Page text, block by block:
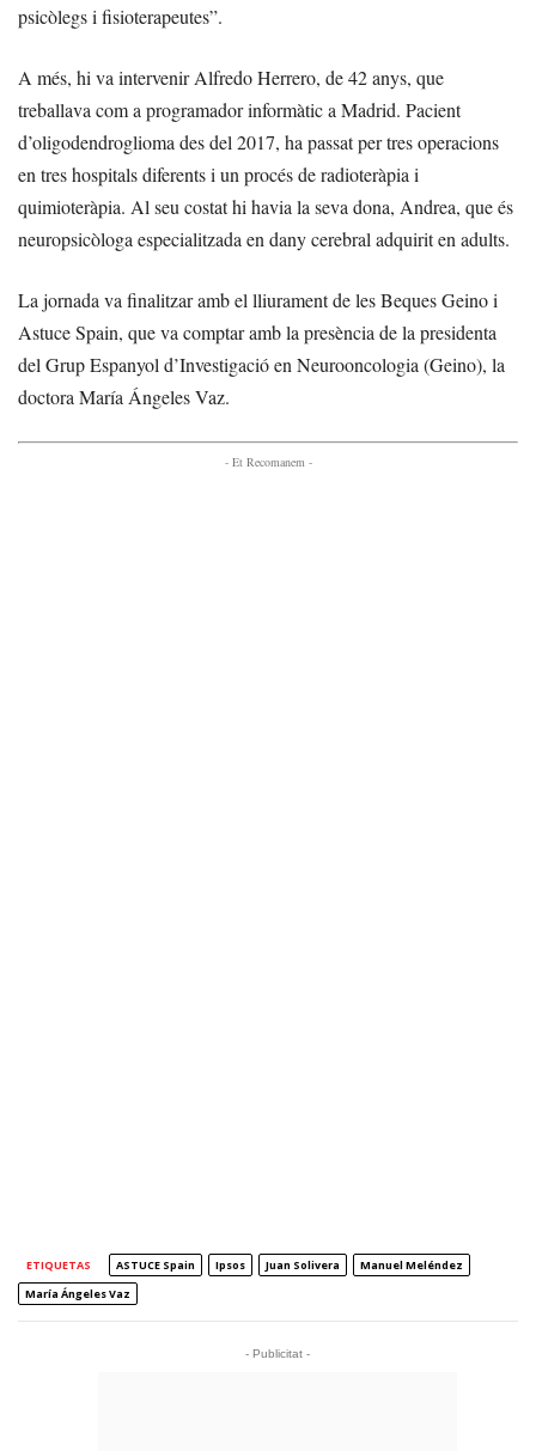
psicòlegs i fisioterapeutes”.
A més, hi va intervenir Alfredo Herrero, de 42 anys, que
treballava com a programador informàtic a Madrid. Pacient
d’oligodendroglioma des del 2017, ha passat per tres operacions
en tres hospitals diferents i un procés de radioteràpia i
quimioteràpia. Al seu costat hi havia la seva dona, Andrea, que és
neuropsicòloga especialitzada en dany cerebral adquirit en adults.
La jornada va finalitzar amb el lliurament de les Beques Geino i
Astuce Spain, que va comptar amb la presència de la presidenta
del Grup Espanyol d’Investigació en Neurooncologia (Geino), la
doctora María Ángeles Vaz.
- Et Recomanem -
ETIQUETAS ASTUCE Spain Ipsos Juan Solivera
Manuel Meléndez
María Ángeles Vaz
- Publicitat -